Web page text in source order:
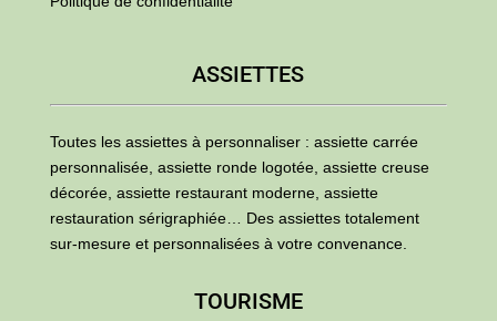
ASSIETTES
Toutes les assiettes à personnaliser : assiette carrée
personnalisée, assiette ronde logotée, assiette creuse
décorée, assiette restaurant moderne, assiette
restauration sérigraphiée… Des assiettes totalement
sur-mesure et personnalisées à votre convenance.
TOURISME